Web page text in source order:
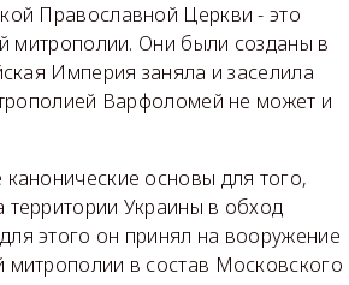
Православной Церкви - это
митрополии. Они были созданы в
Империя заняла и заселила
Варфоломей не может и
основы для того,
Украины в обход
этого он принял на вооружение
в состав Московского